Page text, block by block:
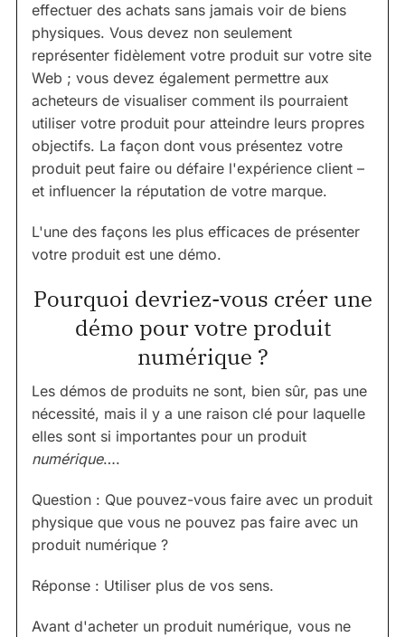
effectuer des achats sans jamais voir de biens
physiques. Vous devez non seulement
représenter fidèlement votre produit sur votre site
Web ; vous devez également permettre aux
acheteurs de visualiser comment ils pourraient
utiliser votre produit pour atteindre leurs propres
objectifs. La façon dont vous présentez votre
produit peut faire ou défaire l'expérience client –
et influencer la réputation de votre marque.
L'une des façons les plus efficaces de présenter
votre produit est une démo.
Pourquoi devriez-vous créer une
démo pour votre produit
numérique ?
Les démos de produits ne sont, bien sûr, pas une
nécessité, mais il y a une raison clé pour laquelle
elles sont si importantes pour un produit
numérique….
Question : Que pouvez-vous faire avec un produit
physique que vous ne pouvez pas faire avec un
produit numérique ?
Réponse : Utiliser plus de vos sens.
Avant d'acheter un produit numérique, vous ne